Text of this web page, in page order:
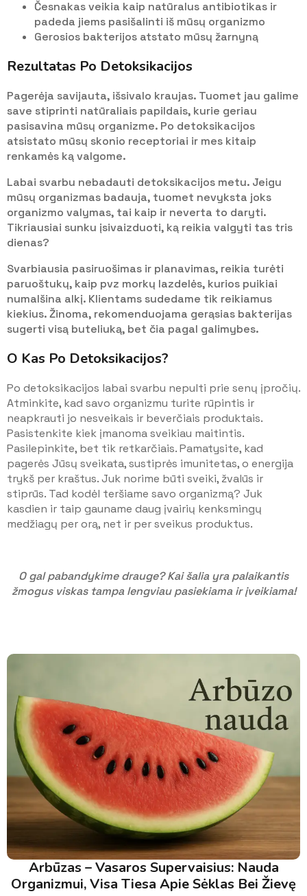
Česnakas veikia kaip natūralus antibiotikas ir
padeda jiems pasišalinti iš mūsų organizmo
Gerosios bakterijos atstato mūsų žarnyną
Rezultatas Po Detoksikacijos
Pagerėja savijauta, išsivalo kraujas. Tuomet jau galime
save stiprinti natūraliais papildais, kurie geriau
pasisavina mūsų organizme. Po detoksikacijos
atsistato mūsų skonio receptoriai ir mes kitaip
renkamės ką valgome.
Labai svarbu nebadauti detoksikacijos metu. Jeigu
mūsų organizmas badauja, tuomet nevyksta joks
organizmo valymas, tai kaip ir neverta to daryti.
Tikriausiai sunku įsivaizduoti, ką reikia valgyti tas tris
dienas?
Svarbiausia pasiruošimas ir planavimas, reikia turėti
paruoštukų, kaip pvz morkų lazdelės, kurios puikiai
numalšina alkį. Klientams sudedame tik reikiamus
kiekius. Žinoma, rekomenduojama gerąsias bakterijas
sugerti visą buteliuką, bet čia pagal galimybes.
O Kas Po Detoksikacijos?
Po detoksikacijos labai svarbu nepulti prie senų įpročių.
Atminkite, kad savo organizmu turite rūpintis ir
neapkrauti jo nesveikais ir beverčiais produktais.
Pasistenkite kiek įmanoma sveikiau maitintis.
Pasilepinkite, bet tik retkarčiais. Pamatysite, kad
pagerės Jūsų sveikata, sustiprės imunitetas, o energija
trykš per kraštus. Juk norime būti sveiki, žvalūs ir
stiprūs. Tad kodėl teršiame savo organizmą? Juk
kasdien ir taip gauname daug įvairių kenksmingų
medžiagų per orą, net ir per sveikus produktus.
O gal pabandykime drauge? Kai šalia yra palaikantis
žmogus viskas tampa lengviau pasiekiama ir įveikiama!
Arbūzas – Vasaros Supervaisius: Nauda
Organizmui, Visa Tiesa Apie Sėklas Bei Žievę